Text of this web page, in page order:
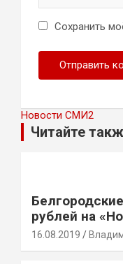
Сохранить
Новости СМИ2
Читайте
рублей на
16.08.2019